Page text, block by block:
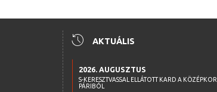
history AKTUÁLIS
2026. AUGUSZTUS
S-KERESZTVASSAL ELLÁTOTT KARD A KÖZÉPKORI
PÁRIBÓL